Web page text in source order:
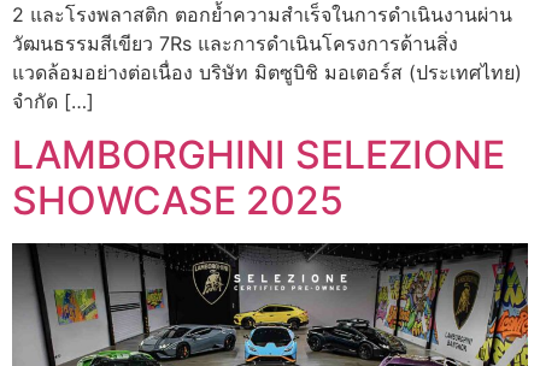
2 และโรงพลาสติก ตอกย้ำความสำเร็จในการดำเนินงานผ่าน
วัฒนธรรมสีเขียว 7Rs และการดำเนินโครงการด้านสิ่ง
แวดล้อมอย่างต่อเนื่อง บริษัท มิตซูบิชิ มอเตอร์ส (ประเทศไทย)
จำกัด […]
LAMBORGHINI SELEZIONE
SHOWCASE 2025